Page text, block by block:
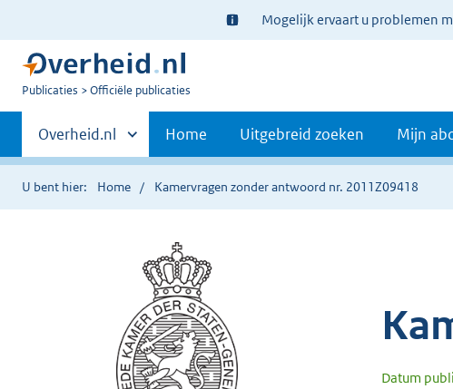
Ter
informatie:
Mogelijk ervaart u problemen
U
Publicaties Officiële publicaties
Primaire
navigatie
Andere
sites
binnen
Overheid.nl Home Uitgebreid zoeken Mijn
U bent hier: Home Kamervragen zonder antwoord nr. 2011Z09418
Datum